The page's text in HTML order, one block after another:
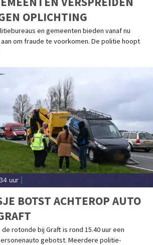
OPLICHTING
en gemeenten bieden vanaf nu
om fraude te voorkomen. De politie hoopt
uur
BOTST ACHTEROP AUTO
de rotonde bij Graft is rond 15.40 uur een
gebotst. Meerdere politie-